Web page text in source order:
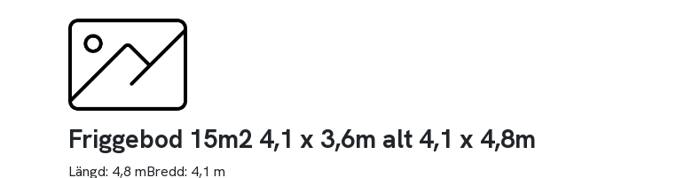
Friggebod 15m2 4,1 x 3,6m alt 4,1 x 4,8m
Längd: 4,8 mBredd: 4,1 m